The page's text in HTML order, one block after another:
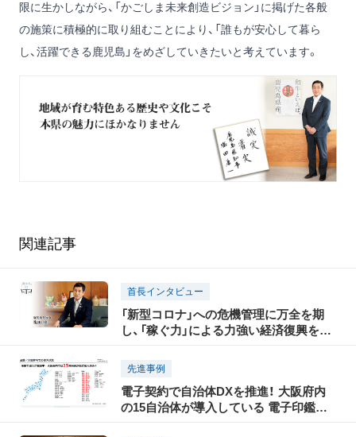
限に生かしながら、「かごしま未来創造ビジョン」に掲げた各般
の施策に積極的に取り組むことにより、「誰もが安心して暮ら
し、活躍できる鹿児島」をめざしていきたいと考えています。
関連記事
首長インタビュー
「新型コロナ」への危機管理に万全を期
し、「稼ぐ力」による力強い経済復興を果
先進事例
電子契約で自治体DXを推進！ 大阪府内
の15自治体が導入している 電子印鑑